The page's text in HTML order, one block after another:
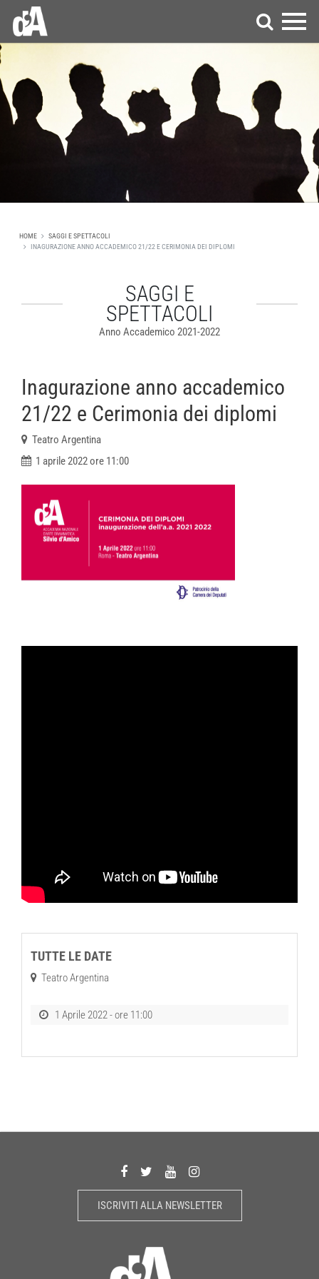
HOME
SAGGI E SPETTACOLI
INAGURAZIONE ANNO ACCADEMICO 21/22 E CERIMONIA DEI DIPLOMI
SAGGI E
SPETTACOLI
Anno Accademico 2021-2022
Inagurazione anno accademico
21/22 e Cerimonia dei diplomi
Teatro Argentina
1 aprile 2022 ore 11:00
TUTTE LE DATE
Teatro Argentina
1 Aprile 2022 - ore 11:00
ISCRIVITI ALLA NEWSLETTER